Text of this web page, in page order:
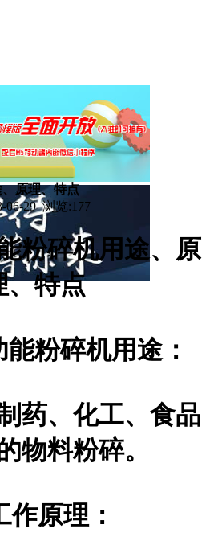
原理、特点
06-29 浏览:177
粉碎机用途、原
、特点
粉碎机用途：
药、化工、食品
物料粉碎。
作原理：